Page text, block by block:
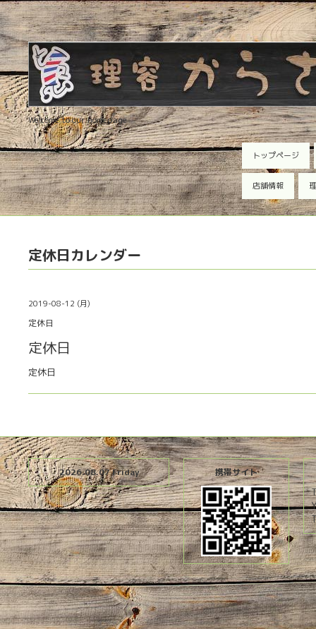
Welcome to our homepage
トップページ
店舗情報
定休日カレンダー
2019-08-12 (月)
定休日
定休日
定休日
2026.08.07 Friday 携帯サイト